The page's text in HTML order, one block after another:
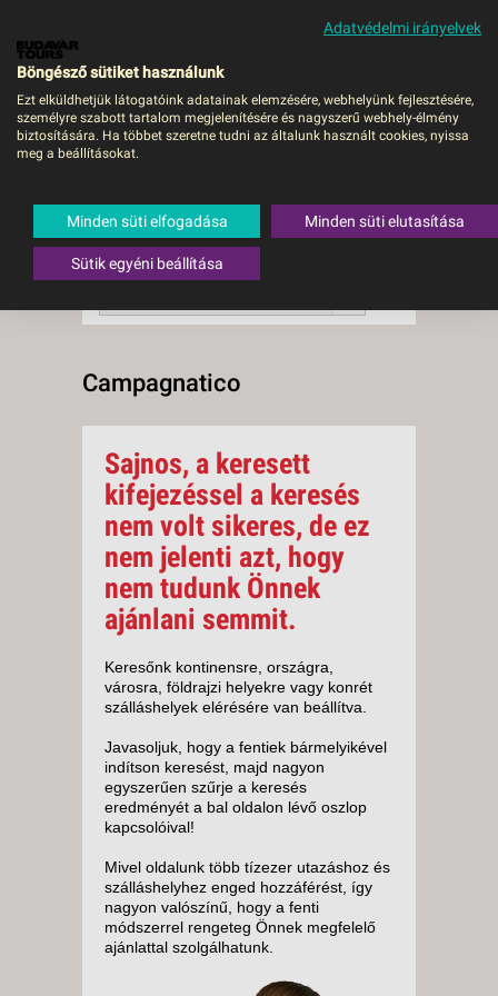
MENÜ
Campagnatico
megfelelő utazásttaláltunk.
A keresővel tovább szűkítheti a
találati listát!
RENDEZÉS:
Campagnatico
Sajnos, a keresett
kifejezéssel a keresés
nem volt sikeres, de ez
nem jelenti azt, hogy
nem tudunk Önnek
ajánlani semmit.
Keresőnk kontinensre, országra,
városra, földrajzi helyekre vagy konrét
szálláshelyek elérésére van beállítva.
Javasoljuk, hogy a fentiek bármelyikével
indítson keresést, majd nagyon
egyszerűen szűrje a keresés
eredményét a bal oldalon lévő oszlop
kapcsolóival!
Mivel oldalunk több tízezer utazáshoz és
szálláshelyhez enged hozzáférést, így
nagyon valószínű, hogy a fenti
módszerrel rengeteg Önnek megfelelő
ajánlattal szolgálhatunk.
Adatvédelmi irányelvek
Böngésző sütiket használunk
Ezt elküldhetjük látogatóink adatainak elemzésére, webhelyünk fejlesztésére,
személyre szabott tartalom megjelenítésére és nagyszerű webhely-élmény
biztosítására. Ha többet szeretne tudni az általunk használt cookies, nyissa
meg a beállításokat.
Minden süti elfogadása Minden süti elutasítása
Sütik egyéni beállítása